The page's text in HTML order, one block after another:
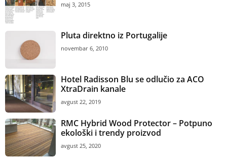
maj 3, 2015
Pluta direktno iz Portugalije
novembar 6, 2010
Hotel Radisson Blu se odlučio za ACO
XtraDrain kanale
avgust 22, 2019
RMC Hybrid Wood Protector – Potpuno
ekološki i trendy proizvod
avgust 25, 2020